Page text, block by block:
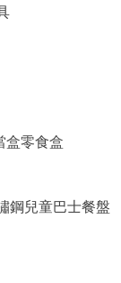
盒零食盒
鋼兒童巴士餐盤